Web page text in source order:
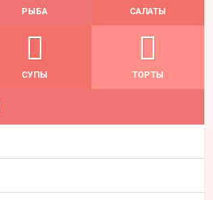
РЫБА САЛАТЫ
СУПЫ ТОРТЫ